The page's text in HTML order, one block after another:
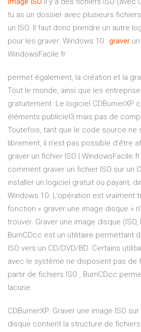
tu as un dossier avec plusieurs
un ISO. Il faut donc prendre un autre
pour les graver. Windows 10 : graver
WindowsFacile.fr
permet également, la création et la
Tout le monde, ainsi que les
gratuitement. Le logiciel CDBurnerXP
éléments publiciel3 mais pas de
Toutefois, tant que le code source ne
librement, il n’est pas possible d’être
graver un fichier ISO |
comment graver un fichier ISO sur un
installer un logiciel gratuit ou payant,
Windows 10. L’opération est vraiment
fonction « graver une image disque »
trouver. Graver une image disque (ISO,
BurnCDcc est un utilitaire permettant
ISO vers un CD/DVD/BD. Certains
avec le système ne disposent pas de
partir de fichiers ISO , BurnCDcc
lacune.
CDBurnerXP: Graver une image ISO
disque contient la structure de